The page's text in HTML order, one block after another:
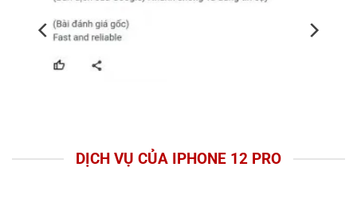
DỊCH VỤ CỦA IPHONE 12 PRO